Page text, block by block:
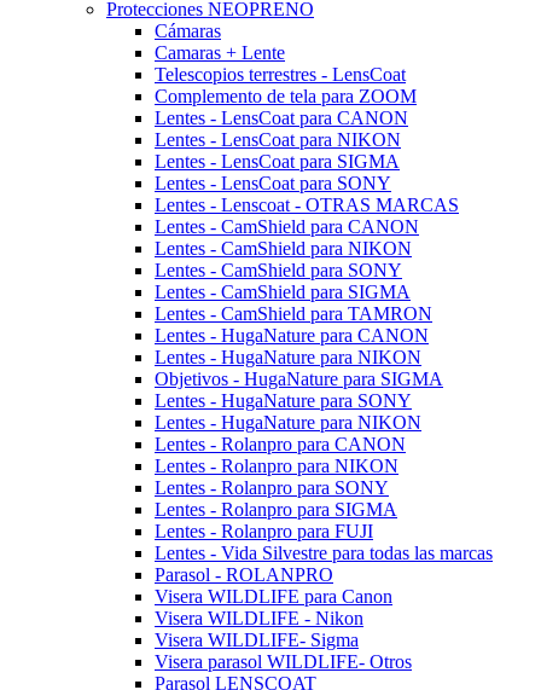
Protecciones NEOPRENO
Cámaras
Camaras + Lente
Telescopios terrestres - LensCoat
Complemento de tela para ZOOM
Lentes - LensCoat para CANON
Lentes - LensCoat para NIKON
Lentes - LensCoat para SIGMA
Lentes - LensCoat para SONY
Lentes - Lenscoat - OTRAS MARCAS
Lentes - CamShield para CANON
Lentes - CamShield para NIKON
Lentes - CamShield para SONY
Lentes - CamShield para SIGMA
Lentes - CamShield para TAMRON
Lentes - HugaNature para CANON
Lentes - HugaNature para NIKON
Objetivos - HugaNature para SIGMA
Lentes - HugaNature para SONY
Lentes - HugaNature para NIKON
Lentes - Rolanpro para CANON
Lentes - Rolanpro para NIKON
Lentes - Rolanpro para SONY
Lentes - Rolanpro para SIGMA
Lentes - Rolanpro para FUJI
Lentes - Vida Silvestre para todas las marcas
Parasol - ROLANPRO
Visera WILDLIFE para Canon
Visera WILDLIFE - Nikon
Visera WILDLIFE- Sigma
Visera parasol WILDLIFE- Otros
Parasol LENSCOAT